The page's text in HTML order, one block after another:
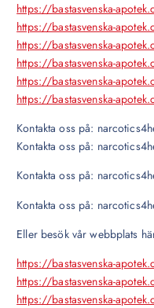
https://bastasvenska-
https://bastasvenska-
https://bastasvenska-
https://bastasvenska-
https://bastasvenska-
https://bastasvenska-
Kontakta oss på:
Kontakta oss på:
Kontakta oss på:
Kontakta oss på:
Eller besök vår webbplats
https://bastasvenska-
https://bastasvenska-
https://bastasvenska-